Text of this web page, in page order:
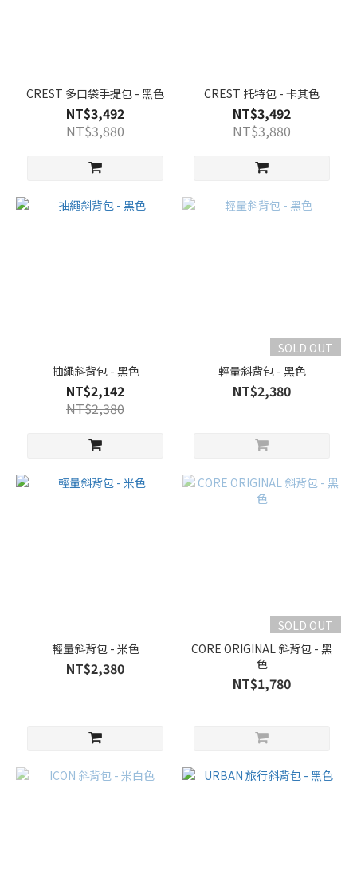
CREST 多口袋手提包 - 黑色
NT$3,492
NT$3,880
CREST 托特包 - 卡其色
NT$3,492
NT$3,880
抽繩斜背包 - 黑色
NT$2,142
NT$2,380
SOLD OUT
輕量斜背包 - 黑色
NT$2,380
輕量斜背包 - 米色
NT$2,380
SOLD OUT
CORE ORIGINAL 斜背包 - 黑
色
NT$1,780